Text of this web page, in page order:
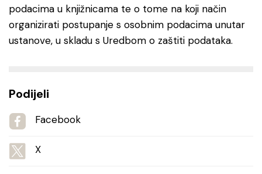
podacima u knjižnicama te o tome na koji način
organizirati postupanje s osobnim podacima unutar
ustanove, u skladu s Uredbom o zaštiti podataka.
Podijeli
Facebook
X